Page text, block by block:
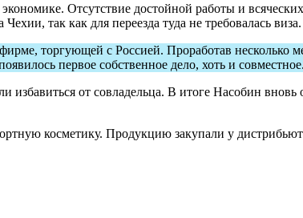
Отсутствие достойной работы и
так как для переезда туда не требовалась виза.
торгующей с Россией. Проработав несколько
первое собственное дело, хоть и совместное.
от совладельца. В итоге Насобин
косметику. Продукцию закупали у